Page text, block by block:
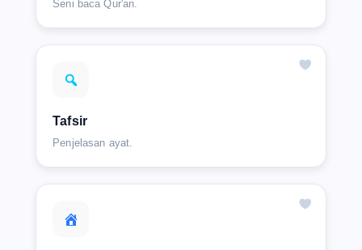
Seni baca Qur'an.
Tafsir
Penjelasan ayat.